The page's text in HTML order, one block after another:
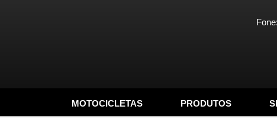
Fone:
MOTOCICLETAS PRODUTOS